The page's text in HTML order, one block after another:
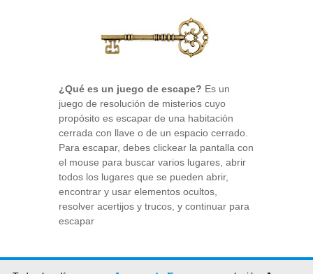
¿Qué es un juego de escape? Es un
juego de resolución de misterios cuyo
propósito es escapar de una habitación
cerrada con llave o de un espacio cerrado.
Para escapar, debes clickear la pantalla con
el mouse para buscar varios lugares, abrir
todos los lugares que se pueden abrir,
encontrar y usar elementos ocultos,
resolver acertijos y trucos, y continuar para
escapar